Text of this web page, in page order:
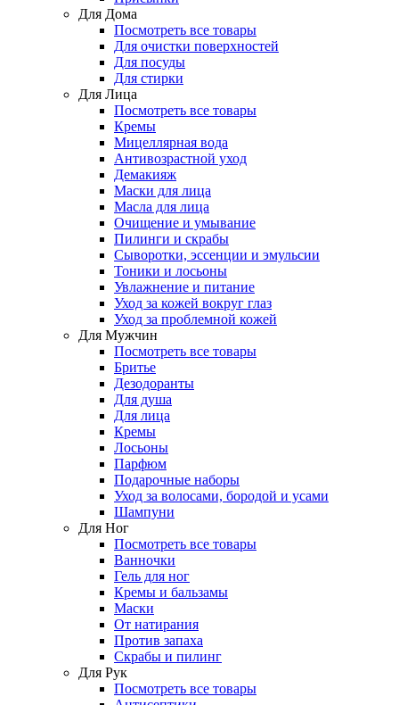
Для Дома
Посмотреть все товары
Для очистки поверхностей
Для посуды
Для стирки
Для Лица
Посмотреть все товары
Кремы
Мицеллярная вода
Антивозрастной уход
Демакияж
Маски для лица
Масла для лица
Очищение и умывание
Пилинги и скрабы
Сыворотки, эссенции и эмульсии
Тоники и лосьоны
Увлажнение и питание
Уход за кожей вокруг глаз
Уход за проблемной кожей
Для Мужчин
Посмотреть все товары
Бритье
Дезодоранты
Для душа
Для лица
Кремы
Лосьоны
Парфюм
Подарочные наборы
Уход за волосами, бородой и усами
Шампуни
Для Ног
Посмотреть все товары
Ванночки
Гель для ног
Кремы и бальзамы
Маски
От натирания
Против запаха
Скрабы и пилинг
Для Рук
Посмотреть все товары